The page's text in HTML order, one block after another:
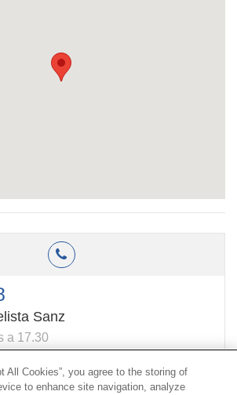
Sanz
a 17.30
All Cookies”, you agree to the storing of
to enhance site navigation, analyze